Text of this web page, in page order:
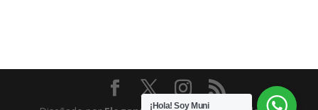
¡Hola! Soy Muni